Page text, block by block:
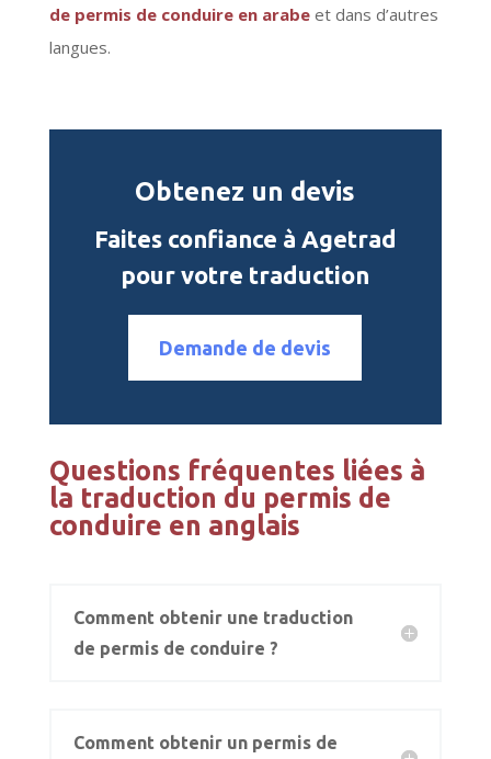
de permis de conduire en arabe et dans d’autres
langues.
Obtenez un devis
Faites confiance à Agetrad
pour votre traduction
Demande de devis
Questions fréquentes liées à
la traduction du permis de
conduire en anglais
Comment obtenir une traduction
de permis de conduire ?
Comment obtenir un permis de